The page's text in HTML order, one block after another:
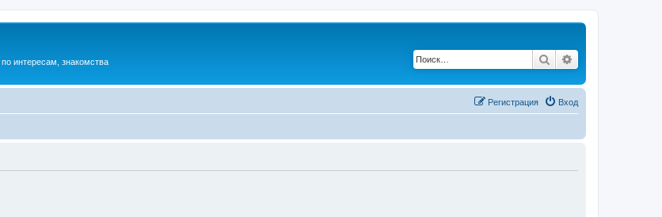
интересам, знакомства Поиск
Вход
Регистрация